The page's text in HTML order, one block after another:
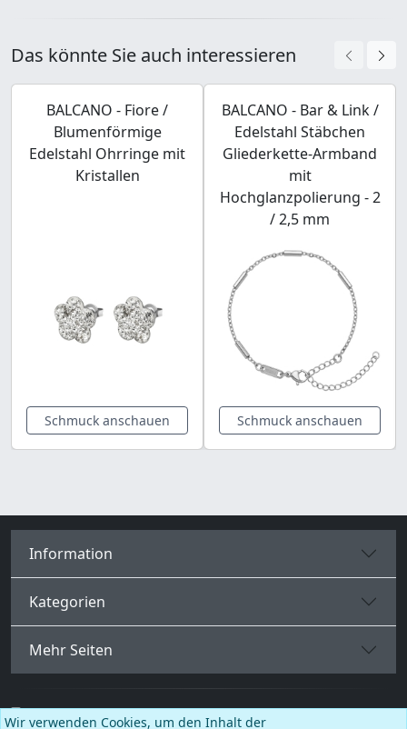
Das könnte Sie auch interessieren
BALCANO - Fiore /
Blumenförmige
Edelstahl Ohrringe mit
Kristallen
Schmuck anschauen
BALCANO - Bar & Link /
Edelstahl Stäbchen
Gliederkette-Armband
mit
Hochglanzpolierung - 2
/ 2,5 mm
Schmuck anschauen
Information
Kategorien
Mehr Seiten
Deutsch
Wir verwenden Cookies, um den Inhalt der